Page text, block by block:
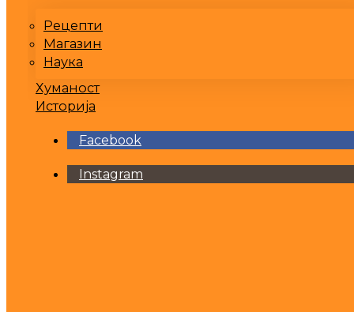
Рецепти
Магазин
Наука
Хуманост
Историја
Facebook
Instagram